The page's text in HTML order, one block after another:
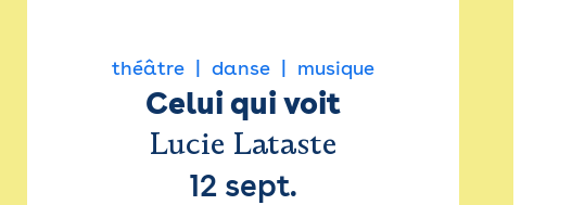
théâtre danse musique
Celui qui voit
Lucie Lataste
12 sept.